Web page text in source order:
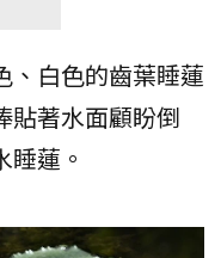
、白色的齒葉睡蓮
貼著水面顧盼倒
蓮。